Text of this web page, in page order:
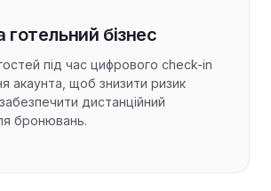
бізнес
під час цифрового check-in
акаунта, щоб знизити ризик
дистанційний
бронювань.